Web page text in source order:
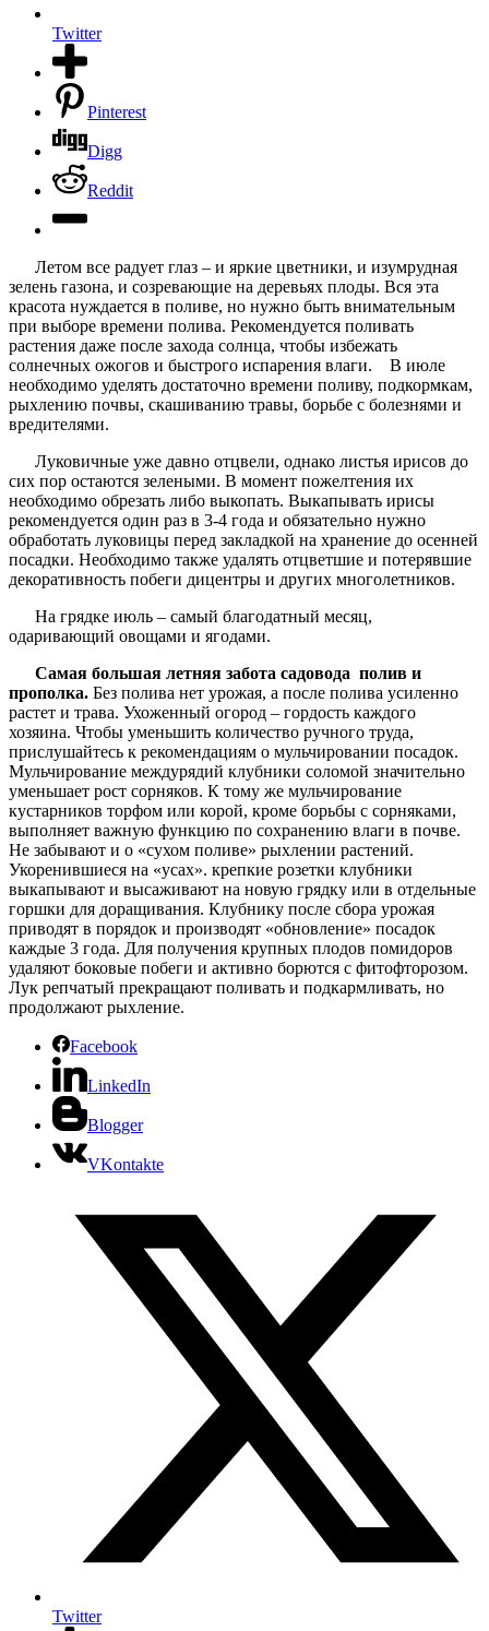
Twitter
Pinterest
Digg
Reddit
Летом все радует глаз – и яркие цветники, и изумрудная
зелень газона, и созревающие на деревьях плоды. Вся эта
красота нуждается в поливе, но нужно быть внимательным
при выборе времени полива. Рекомендуется поливать
растения даже после захода солнца, чтобы избежать
солнечных ожогов и быстрого испарения влаги. В июле
необходимо уделять достаточно времени поливу, подкормкам,
рыхлению почвы, скашиванию травы, борьбе с болезнями и
вредителями.
Луковичные уже давно отцвели, однако листья ирисов до
сих пор остаются зелеными. В момент пожелтения их
необходимо обрезать либо выкопать. Выкапывать ирисы
рекомендуется один раз в 3-4 года и обязательно нужно
обработать луковицы перед закладкой на хранение до осенней
посадки. Необходимо также удалять отцветшие и потерявшие
декоративность побеги дицентры и других многолетников.
На грядке июль – самый благодатный месяц,
одаривающий овощами и ягодами.
Самая большая летняя забота садовода полив и
прополка. Без полива нет урожая, а после полива усиленно
растет и трава. Ухоженный огород – гордость каждого
хозяина. Чтобы уменьшить количество ручного труда,
прислушайтесь к рекомендациям о мульчировании посадок.
Мульчирование междурядий клубники соломой значительно
уменьшает рост сорняков. К тому же мульчирование
кустарников торфом или корой, кроме борьбы с сорняками,
выполняет важную функцию по сохранению влаги в почве.
Не забывают и о «сухом поливе» рыхлении растений.
Укоренившиеся на «усах». крепкие розетки клубники
выкапывают и высаживают на новую грядку или в отдельные
горшки для доращивания. Клубнику после сбора урожая
приводят в порядок и производят «обновление» посадок
каждые 3 года. Для получения крупных плодов помидоров
удаляют боковые побеги и активно борются с фитофторозом.
Лук репчатый прекращают поливать и подкармливать, но
продолжают рыхление.
Facebook
LinkedIn
Blogger
VKontakte
Twitter